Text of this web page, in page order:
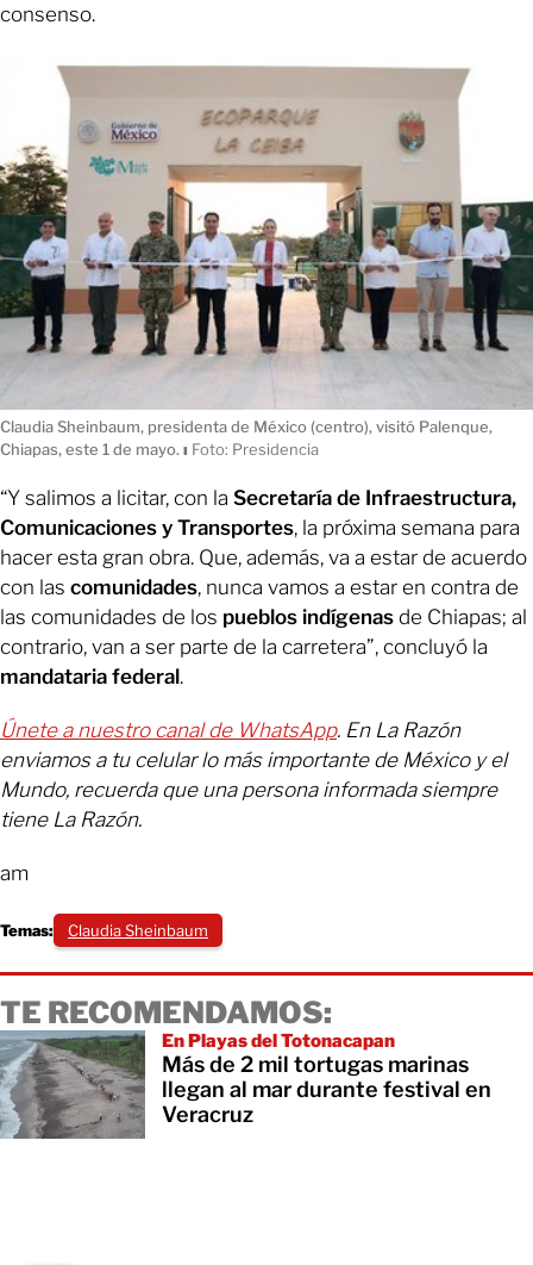
consenso.
Claudia Sheinbaum, presidenta de México (centro), visitó Palenque,
Chiapas, este 1 de mayo. ı Foto: Presidencia
“Y salimos a licitar, con la Secretaría de Infraestructura,
Comunicaciones y Transportes, la próxima semana para
hacer esta gran obra. Que, además, va a estar de acuerdo
con las comunidades, nunca vamos a estar en contra de
las comunidades de los pueblos indígenas de Chiapas; al
contrario, van a ser parte de la carretera”, concluyó la
mandataria federal.
Únete a nuestro canal de WhatsApp. En La Razón
enviamos a tu celular lo más importante de México y el
Mundo, recuerda que una persona informada siempre
tiene La Razón.
am
Temas: Claudia Sheinbaum
TE RECOMENDAMOS:
En Playas del Totonacapan
Más de 2 mil tortugas marinas
llegan al mar durante festival en
Veracruz